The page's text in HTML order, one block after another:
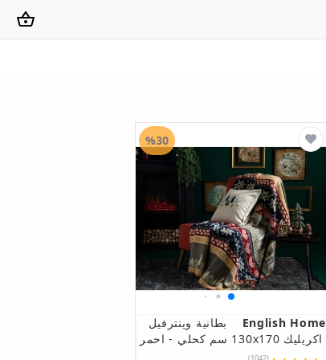
English Home
بطانية وينترفيل
اكريليك 130x170 سم كحلي - احمر
%30